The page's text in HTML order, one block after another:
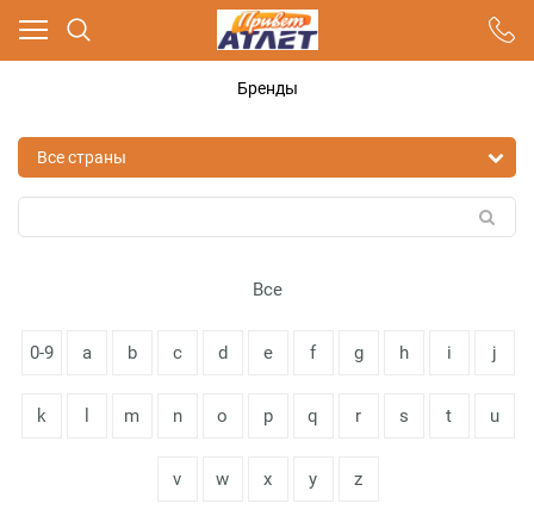
Бренды
Все
0-9 a b c d e f g h i j
k m n o p q r s t u
v w x y z
Ваш город - Москва,
угадали?